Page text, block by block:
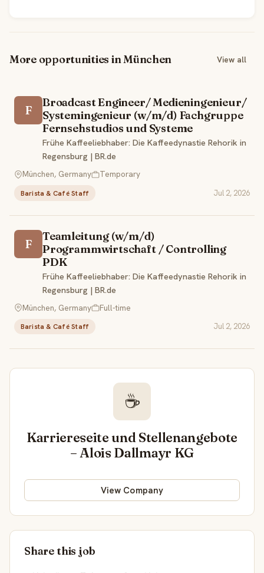
More opportunities in München View all
F
Broadcast Engineer/ Medieningenieur/
Systemingenieur (w/m/d) Fachgruppe
Fernsehstudios und Systeme
Frühe Kaffeeliebhaber: Die Kaffeedynastie Rehorik in
Regensburg | BR.de
München, Germany
Temporary
Barista & Café Staff Jul 2, 2026
F
Teamleitung (w/m/d)
Programmwirtschaft / Controlling
PDK
Frühe Kaffeeliebhaber: Die Kaffeedynastie Rehorik in
Regensburg | BR.de
München, Germany
Full-time
Barista & Café Staff Jul 2, 2026
☕
Karriereseite und Stellenangebote
– Alois Dallmayr KG
View Company
Share this job